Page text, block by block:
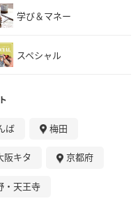
学び＆マネー
スペシャル
ば 梅田
阪キタ 京都府
・天王寺